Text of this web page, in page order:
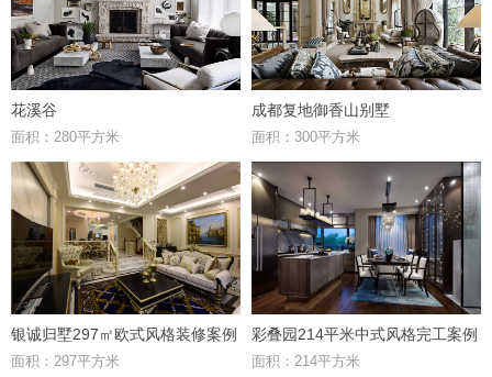
花溪谷
面积：280平方米
成都复地御香山别墅
面积：300平方米
银诚归墅297㎡欧式风格装修案例
赏析
面积：297平方米
彩叠园214平米中式风格完工案例
赏析
面积：214平方米